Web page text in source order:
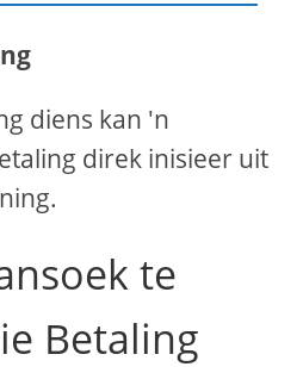
diens kan 'n
direk inisieer uit
te
Betaling